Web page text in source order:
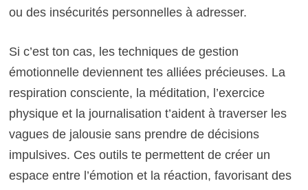
ou des insécurités personnelles à adresser.
Si c’est ton cas, les techniques de gestion
émotionnelle deviennent tes alliées précieuses. La
respiration consciente, la méditation, l’exercice
physique et la journalisation t’aident à traverser les
vagues de jalousie sans prendre de décisions
impulsives. Ces outils te permettent de créer un
espace entre l’émotion et la réaction, favorisant des